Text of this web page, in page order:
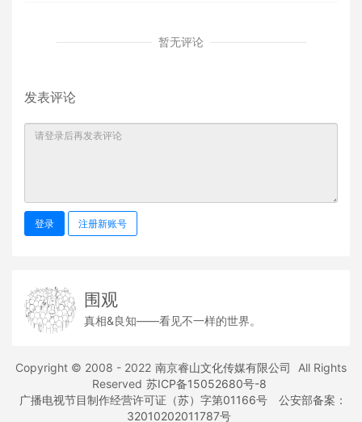
暂无评论
发表评论
登录 注册新账号
围观
真相&良知——看见不一样的世界。
Copyright © 2008 - 2022 南京睿山文化传媒有限公司
All Rights
Reserved 苏ICP备15052680号-8
广播电视节目制作经营许可证（苏）字第01166号
公安部备案：
32010202011787号